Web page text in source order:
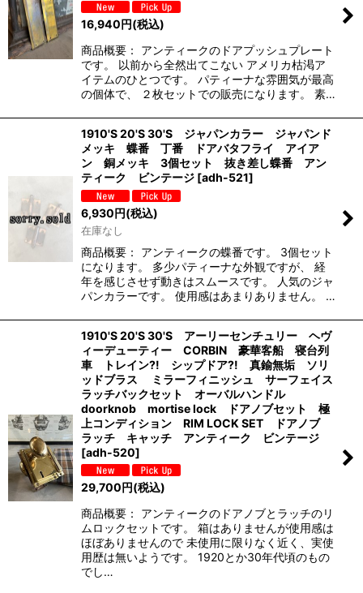
16,940円(税込)
商品概要： アンティークのドアプッシュプレート
です。 以前から全然出てこない アメリカ枯渇ア
イテムのひとつです。 パティーナな雰囲気が最高
の個体で、 ２枚セットでの販売になります。 素…
1910'S 20'S 30'S ジャパンカラー ジャパンド
メッキ 蝶番 丁番 ドアバタフライ アイア
ン 銅メッキ 3個セット 抜き差し蝶番 アン
ティーク ビンテージ [adh-521]
6,930円(税込)
在庫なし
商品概要： アンティークの蝶番です。 3個セット
になります。 多少パティーナな外観ですが、 経
年を感じさせず動きはスムースです。 人気のジャ
パンカラーです。 使用感はあまりありません。 …
1910'S 20'S 30'S アーリーセンチュリー ヘヴ
ィーデューティー CORBIN 豪華客船 寝台列
車 トレイン?! シップドア?! 真鍮無垢 ソリ
ッドブラス ミラーフィニッシュ サーフェイス
ラッチバックセット オーバルハンドル
doorknob mortise lock ドアノブセット 極
上コンディション RIM LOCK SET ドアノブ
ラッチ キャッチ アンティーク ビンテージ
[adh-520]
29,700円(税込)
商品概要： アンティークのドアノブとラッチのリ
ムロックセットです。 箱はありませんが使用感は
ほぼありませんので 未使用に限りなく近く、実使
用歴は無いようです。 1920とか30年代頃のもの
でし…